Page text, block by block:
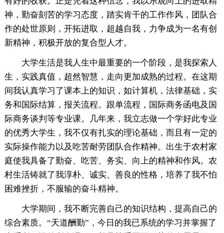
神，勤奋刻苦的学习态度，踏实肯干的工作作风，团队合
作的处世原则，开拓进取，超越自我，力争成为一名有创
新精神，积极开放的复合型人才。
大学生活是我人生中最重要的一个阶段，是我探索人
生，实践真值，超然智慧，走向更加成熟的过程。在这期
间我认真学习了课本上的知识，如计算机，法律基础，实
务和国际结算，报关流程。跟单流程，国际商务函电及国
际商务谈判等专业课。几年来，我立志做一个学好此专业
的优秀大学生，我不仅有扎实的理论基础，而且有一定的
实际操作能力以及吃苦耐劳团队合作精神。出生于农村家
庭使我具备了勤奋、吃苦、务实、向上的精神和作风。农
村生活铸就了我淳朴、诚实、善良的性格，培养了我不怕
困难挫折，不服输的奋斗精神。
大学期间，我不断完善自己的知识结构，提高自己的
综合素质。“天道酬勤”，今日的我已系统的学习并掌握了